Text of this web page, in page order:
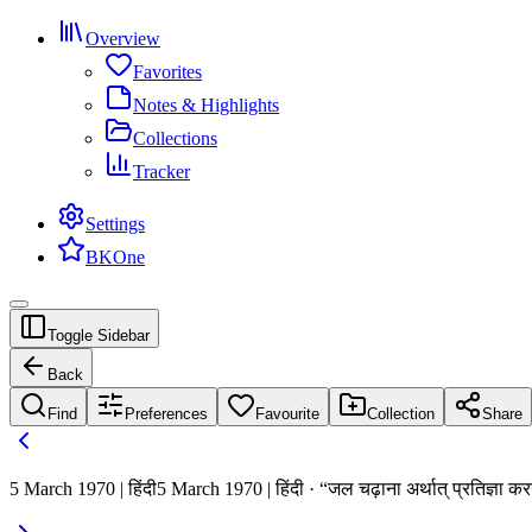
Overview
Favorites
Notes & Highlights
Collections
Tracker
Settings
BKOne
Toggle Sidebar
Back
Find Preferences Favourite Collection Share
5 March 1970 | हिंदी5 March 1970 | हिंदी · “जल चढ़ाना अर्थात् प्रतिज्ञा